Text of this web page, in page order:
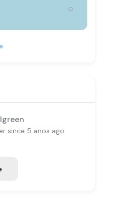
since 5 anos ago